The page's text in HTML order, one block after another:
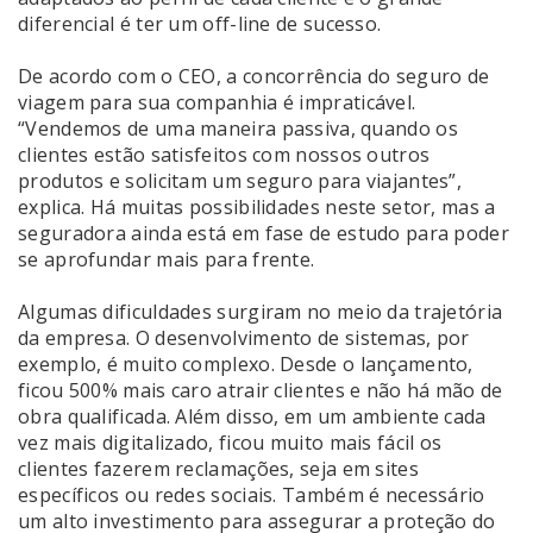
diferencial é ter um off-line de sucesso.
De acordo com o CEO, a concorrência do seguro de
viagem para sua companhia é impraticável.
“Vendemos de uma maneira passiva, quando os
clientes estão satisfeitos com nossos outros
produtos e solicitam um seguro para viajantes”,
explica. Há muitas possibilidades neste setor, mas a
seguradora ainda está em fase de estudo para poder
se aprofundar mais para frente.
Algumas dificuldades surgiram no meio da trajetória
da empresa. O desenvolvimento de sistemas, por
exemplo, é muito complexo. Desde o lançamento,
ficou 500% mais caro atrair clientes e não há mão de
obra qualificada. Além disso, em um ambiente cada
vez mais digitalizado, ficou muito mais fácil os
clientes fazerem reclamações, seja em sites
específicos ou redes sociais. Também é necessário
um alto investimento para assegurar a proteção do